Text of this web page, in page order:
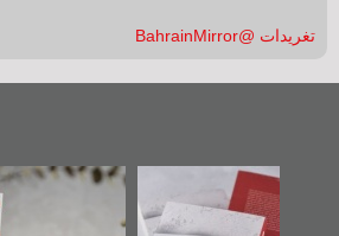
تغريدات @BahrainMirror
"حماة الباب الأخير":
الإصدار الأول عن
تصنيف
للوثائق